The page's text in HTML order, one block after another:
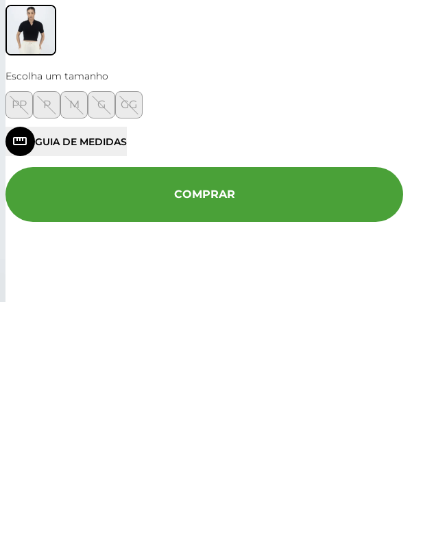
Escolha um tamanho
PP P M G GG
GUIA DE MEDIDAS
COMPRAR